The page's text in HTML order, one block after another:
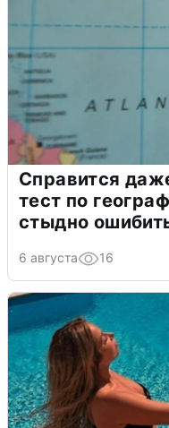
Справится
тест по
стыдно
6 августа 16